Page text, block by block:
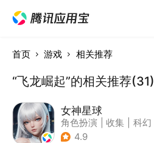
首页 游戏 相关推荐
“飞龙崛起”的相关推荐(31)
女神星球
角色扮演 收集
科幻
| 捏脸
4.9